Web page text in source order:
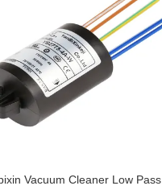
Vacuum Cleaner Low Pass